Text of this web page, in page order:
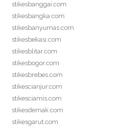
stikesbanggai.com
stikesbangka.com
stikesbanyumas.com
stikesbekasi.com
stikesblitar.com
stikesbogor.com
stikesbrebes.com
stikescianjur.com
stikesciamis.com
stikesdemak.com
stikesgarut.com